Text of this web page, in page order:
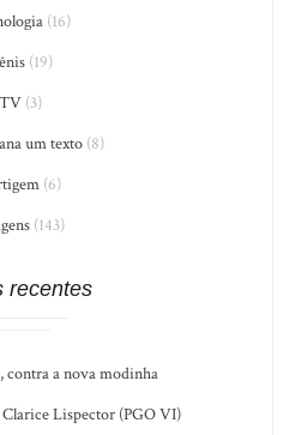
(16)
(19)
TV (3)
um texto (8)
(6)
(143)
recentes
contra a nova modinha
Lispector (PGO VI)